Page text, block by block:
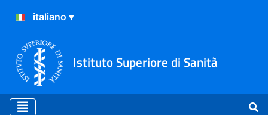
Istituto Superiore di Sanità